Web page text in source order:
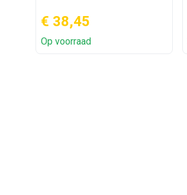
€ 38,45
Op voorraad